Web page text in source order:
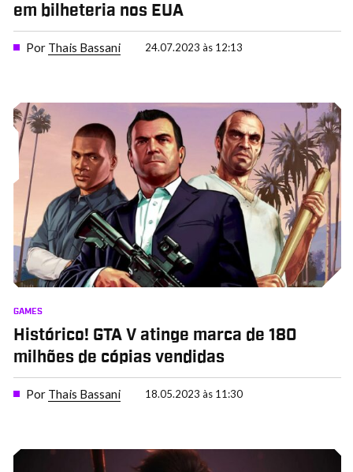
em bilheteria nos EUA
Por Thais Bassani 24.07.2023 às 12:13
GAMES
Histórico! GTA V atinge marca de 180
milhões de cópias vendidas
Por Thais Bassani 18.05.2023 às 11:30